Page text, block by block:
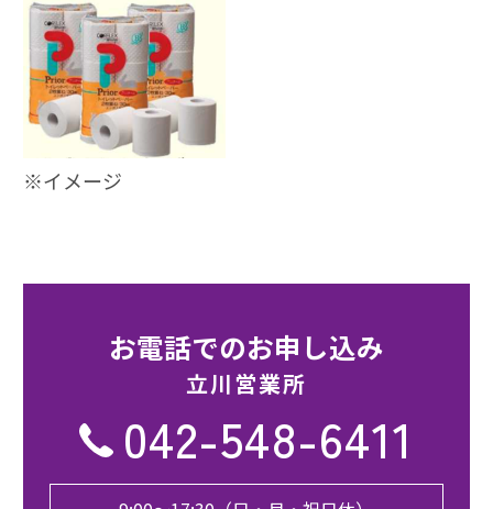
※イメージ
お電話でのお申し込み
立川営業所
042-548-6411